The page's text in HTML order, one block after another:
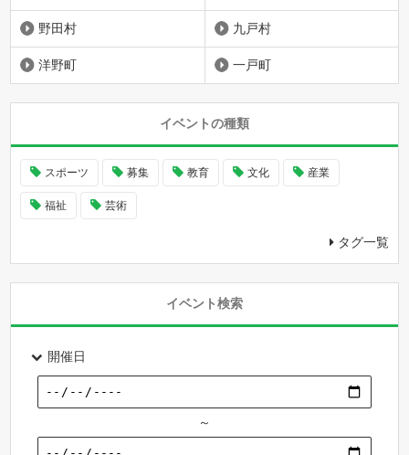
野田村 九戸村
洋野町 一戸町
イベントの種類
スポーツ 募集 教育 文化 産業
福祉 芸術
タグ一覧
イベント検索
開催日
～